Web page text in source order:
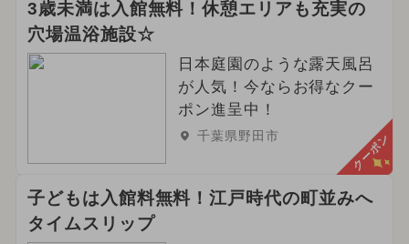
3歳未満は入館無料！休憩エリアも充実の
穴場温浴施設☆
日本庭園のような露天風呂
が人気！今ならお得なクー
ポン進呈中！
千葉県野田市 クーポン
子どもは入館料無料！江戸時代の町並みへ
タイムスリップ